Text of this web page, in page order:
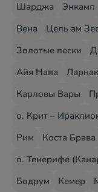
Шарджа
Энкамп
Вена
Цель ам
Золотые пески
Айя Напа
Карловы Вары
о. Крит –
Рим
Коста Брава
о. Тенерифе
Бодрум
Кемер